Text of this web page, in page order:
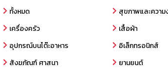
ทั้งหมด
เครื่องครัว
อุปกรณ์บนโต๊ะอาหาร
สังฆภัณฑ์ ศาสนา
สุขภาพและความ
เสื้อผ้า
อิเล็กทรอนิกส์
ยานยนต์